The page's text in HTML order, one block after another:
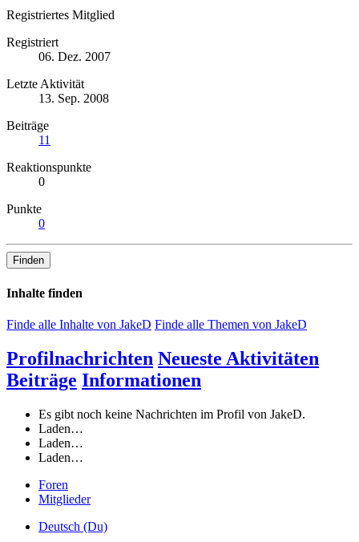
Registriertes Mitglied
Registriert
06. Dez. 2007
Letzte Aktivität
13. Sep. 2008
Beiträge
11
Reaktionspunkte
0
Punkte
0
Finden
Inhalte finden
Finde alle Inhalte von JakeD Finde alle Themen von JakeD
Profilnachrichten Neueste Aktivitäten
Beiträge Informationen
Es gibt noch keine Nachrichten im Profil von JakeD.
Laden…
Laden…
Laden…
Foren
Mitglieder
Deutsch (Du)